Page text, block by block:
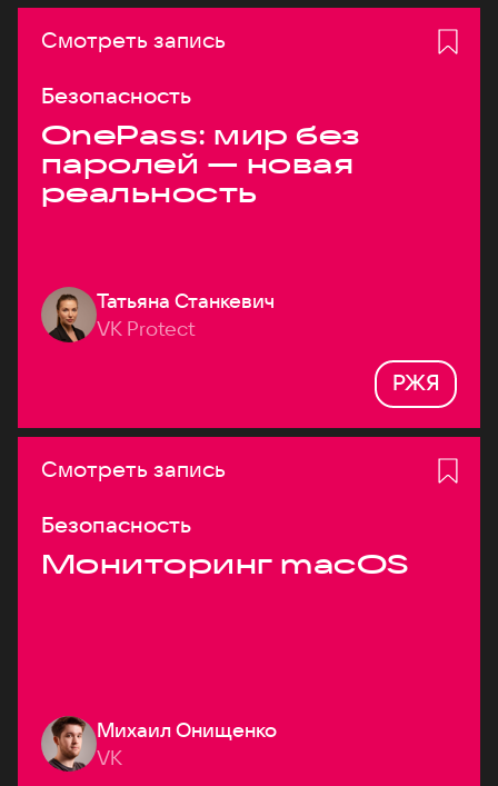
Смотреть запись
Безопасность
OnePass: мир без
паролей — новая
реальность
Татьяна Станкевич
VK Protect
РЖЯ
Смотреть запись
Безопасность
Мониторинг macOS
Михаил Онищенко
VK